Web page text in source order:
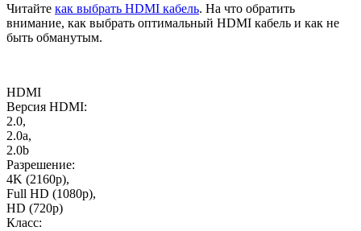
Читайте как выбрать HDMI кабель. На что обратить
внимание, как выбрать оптимальный HDMI кабель и как не
быть обманутым.
HDMI
Версия HDMI:
2.0,
2.0a,
2.0b
Разрешение:
4K (2160p),
Full HD (1080p),
HD (720p)
Класс: